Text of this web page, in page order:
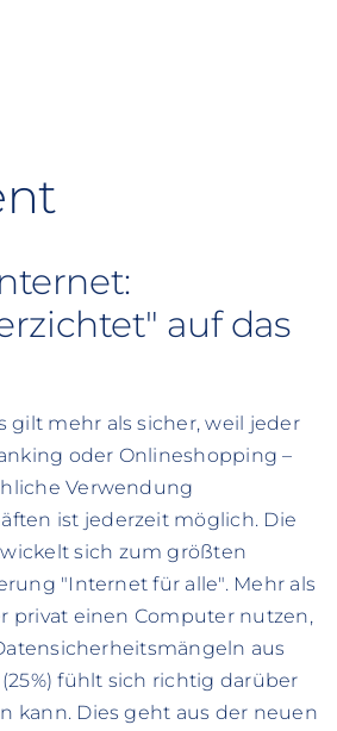
auf das
mehr als sicher, weil jeder
oder Onlineshopping –
Verwendung
ist jederzeit möglich. Die
sich zum größten
"Internet für alle". Mehr als
privat einen Computer nutzen,
aus
fühlt sich richtig darüber
kann. Dies geht aus der neuen